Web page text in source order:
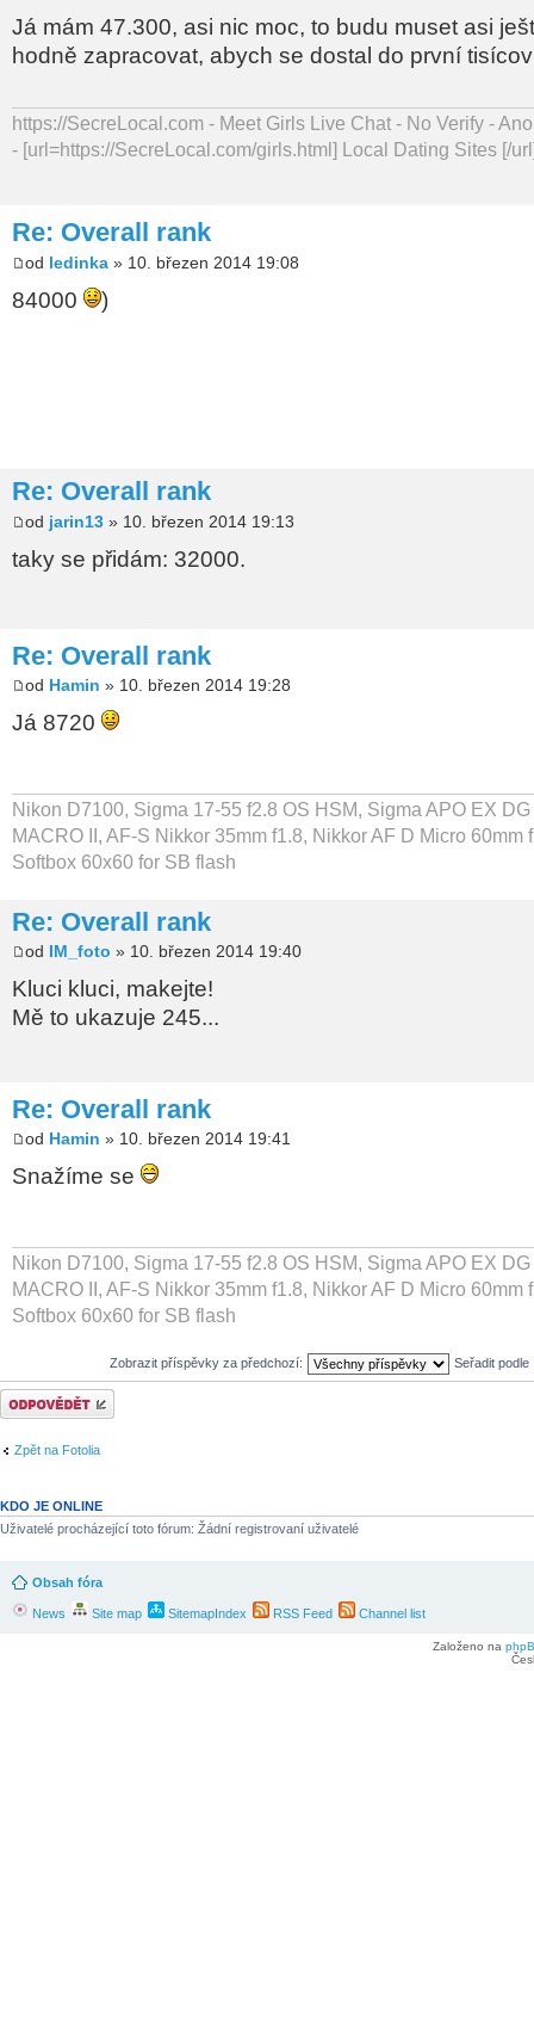
Já mám 47.300, asi nic moc, to budu muset asi
hodně zapracovat, abych se dostal do první
https://SecreLocal.com - Meet Girls Live Chat - No Verify -
- [url=https://SecreLocal.com/girls.html] Local Dating Sites [/
Re: Overall rank
od ledinka » 10. březen 2014 19:08
84000 )
Re: Overall rank
od jarin13 » 10. březen 2014 19:13
taky se přidám: 32000.
Re: Overall rank
od Hamin » 10. březen 2014 19:28
Já 8720
Nikon D7100, Sigma 17-55 f2.8 OS HSM, Sigma APO EX
MACRO II, AF-S Nikkor 35mm f1.8, Nikkor AF D Micro 60mm
Softbox 60x60 for SB flash
Re: Overall rank
od IM_foto » 10. březen 2014 19:40
Kluci kluci, makejte!
Mě to ukazuje 245...
Re: Overall rank
od Hamin » 10. březen 2014 19:41
Snažíme se
Nikon D7100, Sigma 17-55 f2.8 OS HSM, Sigma APO EX
MACRO II, AF-S Nikkor 35mm f1.8, Nikkor AF D Micro 60mm
Softbox 60x60 for SB flash
Zobrazit příspěvky za předchozí: Seřadit podle
Odeslat odpověď
Zpět na Fotolia
KDO JE ONLINE
Uživatelé procházející toto fórum: Žádní registrovaní uživatelé
Obsah fóra
News Site map SitemapIndex RSS Feed Channel list
Založeno na